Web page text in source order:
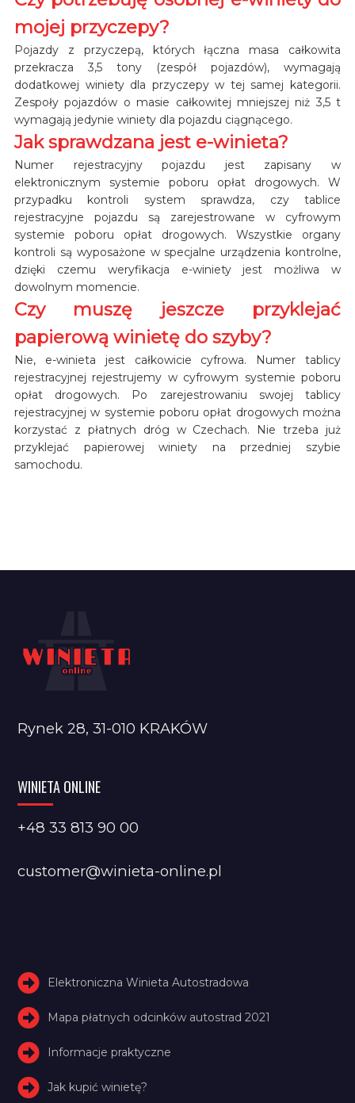
mojej przyczepy?
Pojazdy z przyczepą, których łączna masa całkowita
przekracza 3,5 tony (zespół pojazdów), wymagają
dodatkowej winiety dla przyczepy w tej samej kategorii.
Zespoły pojazdów o masie całkowitej mniejszej niż 3,5 t
wymagają jedynie winiety dla pojazdu ciągnącego.
Jak sprawdzana jest e-winieta?
Numer rejestracyjny pojazdu jest zapisany w
elektronicznym systemie poboru opłat drogowych. W
przypadku kontroli system sprawdza, czy tablice
rejestracyjne pojazdu są zarejestrowane w cyfrowym
systemie poboru opłat drogowych. Wszystkie organy
kontroli są wyposażone w specjalne urządzenia kontrolne,
dzięki czemu weryfikacja e-winiety jest możliwa w
dowolnym momencie.
Czy muszę jeszcze przyklejać
papierową winietę do szyby?
Nie, e-winieta jest całkowicie cyfrowa. Numer tablicy
rejestracyjnej rejestrujemy w cyfrowym systemie poboru
opłat drogowych. Po zarejestrowaniu swojej tablicy
rejestracyjnej w systemie poboru opłat drogowych można
korzystać z płatnych dróg w Czechach. Nie trzeba już
przyklejać papierowej winiety na przedniej szybie
samochodu.
Rynek 28, 31-010 KRAKÓW
WINIETA ONLINE
+48 33 813 90 00
customer@winieta-online.pl
Elektroniczna Winieta Autostradowa
Mapa płatnych odcinków autostrad 2021
Informacje praktyczne
Jak kupić winietę?